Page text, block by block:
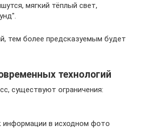
мягкий тёплый свет,
тем более предсказуемым будет
технологий
существуют ограничения:
информации в исходном фото